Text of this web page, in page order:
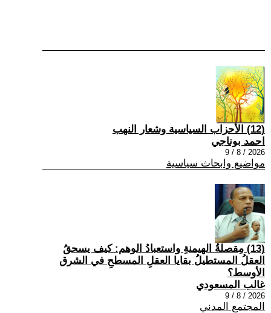
(12) الأحزاب السياسية وشعار النهب
احمد بوناجي
2026 / 8 / 9
مواضيع وابحاث سياسية
(13) مِقصلةُ الهيمنةِ واستعبادُ الوهم: كيف يسحقُ
العقلُ المستطيلُ بقايا العقلِ المسطحِ في الشرق
الأوسط؟
غالب المسعودي
2026 / 8 / 9
المجتمع المدني